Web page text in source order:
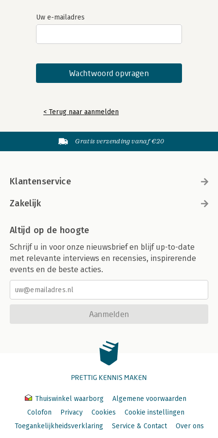
Uw e-mailadres
< Terug naar aanmelden
Gratis verzending vanaf €20
Klantenservice
Zakelijk
Altijd op de hoogte
Schrijf u in voor onze nieuwsbrief en blijf up-to-date
met relevante interviews en recensies, inspirerende
events en de beste acties.
Aanmelden
PRETTIG KENNIS MAKEN
Thuiswinkel waarborg
Algemene voorwaarden
Colofon
Privacy Cookies
Cookie instellingen
Toegankelijkheidsverklaring
Service & Contact Over ons